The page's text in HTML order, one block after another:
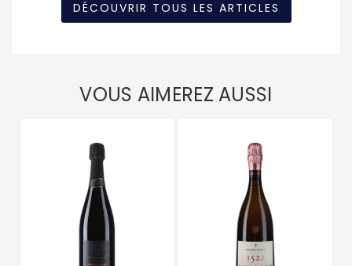
DÉCOUVRIR TOUS LES ARTICLES
VOUS AIMEREZ AUSSI